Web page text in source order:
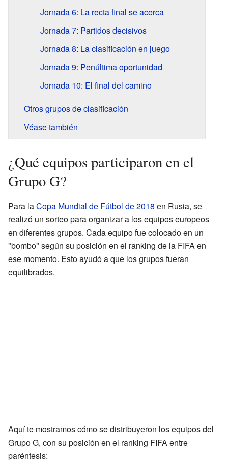
Jornada 6: La recta final se acerca
Jornada 7: Partidos decisivos
Jornada 8: La clasificación en juego
Jornada 9: Penúltima oportunidad
Jornada 10: El final del camino
Otros grupos de clasificación
Véase también
¿Qué equipos participaron en el
Grupo G?
Para laCopa Mundial de Fútbol de 2018 en Rusia, se
realizó un sorteo para organizar a los equipos europeos
en diferentes grupos. Cada equipo fue colocado en un
"bombo" según su posición en el ranking de la FIFA en
ese momento. Esto ayudó a que los grupos fueran
equilibrados.
Aquí te mostramos cómo se distribuyeron los equipos del
Grupo G, con su posición en el ranking FIFA entre
paréntesis: